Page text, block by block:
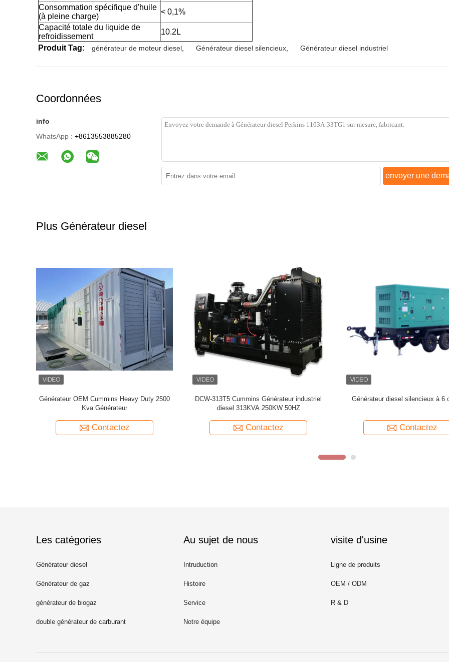
Consommation spécifique d'huile
(à pleine charge)
< 0,1%
Capacité totale du liquide de
refroidissement
10.2L
Produit Tag:
générateur de moteur diesel Générateur diesel silencieux Générateur diesel industriel
Coordonnées
info
WhatsApp : +8613553885280
envoyer une
Plus Générateur diesel
50Hz 1875KVA Cummins 1500kw Générateur
diesel KTA50-G16A
Contactez
Générateur diesel silencieux Perkins de 50 Hz
ou 60 Hz
Contactez
PRP 812.5KVA 650KW 50Hz
Contactez
Les catégories
Générateur diesel
Générateur de gaz
générateur de biogaz
double générateur de carburant
Au sujet de nous
Intruduction
Histoire
Service
Notre équipe
visite d'usine
Ligne de produits
OEM / ODM
R & D